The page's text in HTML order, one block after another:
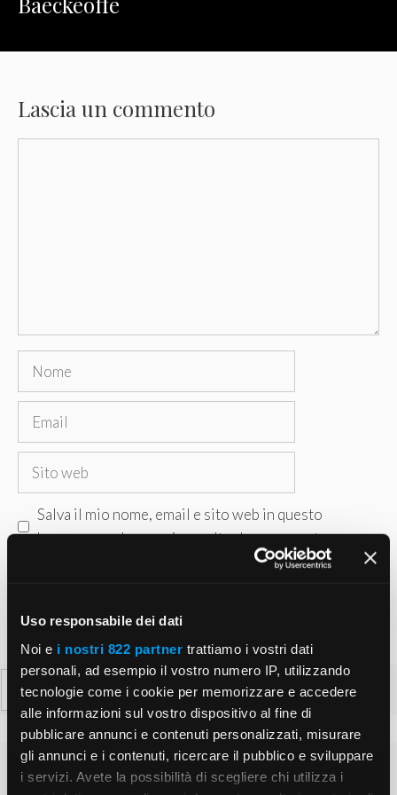
Uso responsabile dei dati
Noi e i nostri 822 partner trattiamo i vostri dati
personali, ad esempio il vostro numero IP, utilizzando
tecnologie come i cookie per memorizzare e accedere
alle informazioni sul vostro dispositivo al fine di
pubblicare annunci e contenuti personalizzati, misurare
gli annunci e i contenuti, ricercare il pubblico e sviluppare
i servizi. Avete la possibilità di scegliere chi utilizza i
Lascia un commento
Nome
Email
Sito
Salva il mio nome, email e sito web in questo
browser per la prossima volta che commento.
Ricerca